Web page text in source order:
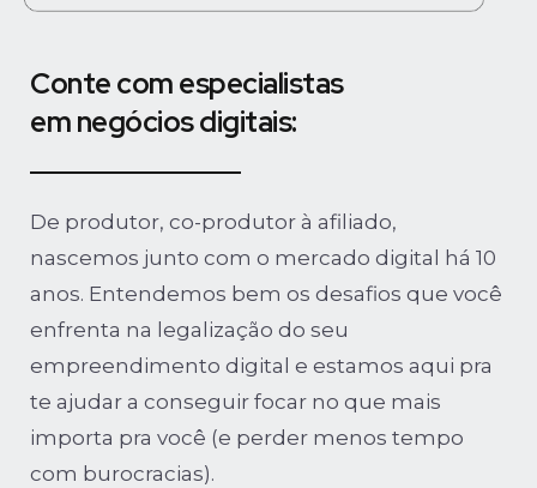
Conte com especialistas
em negócios digitais:
De produtor, co-produtor à afiliado,
nascemos junto com o mercado digital há 10
anos. Entendemos bem os desafios que você
enfrenta na legalização do seu
empreendimento digital e estamos aqui pra
te ajudar a conseguir focar no que mais
importa pra você (e perder menos tempo
com burocracias).